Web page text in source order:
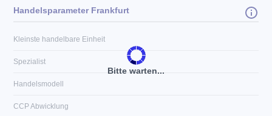
Bitte warten...
Handelsparameter Frankfurt
Kleinste handelbare Einheit
Spezialist
Handelsmodell
CCP Abwicklung